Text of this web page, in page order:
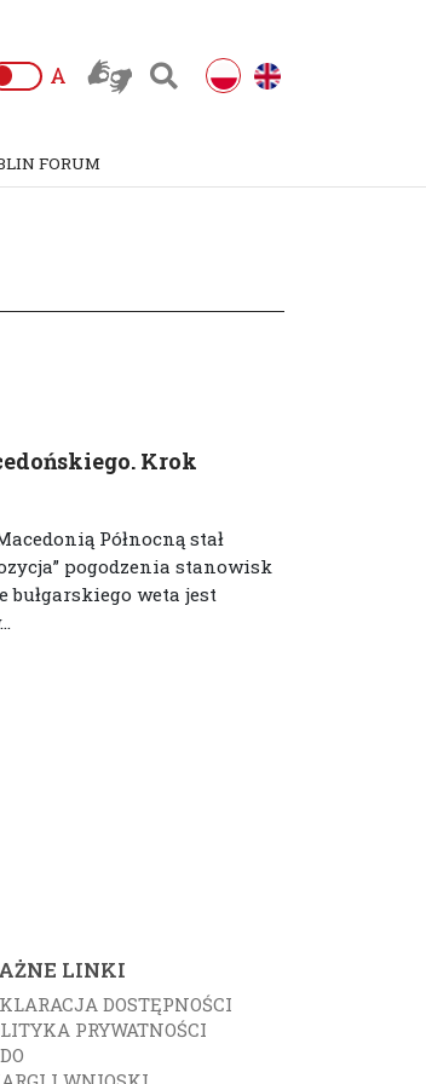
A
FORUM
Krok
Północną stał
pogodzenia stanowisk
bułgarskiego weta jest
LINKI
DOSTĘPNOŚCI
PRYWATNOŚCI